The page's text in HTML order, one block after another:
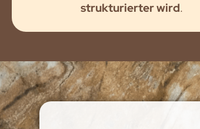
strukturierter wird.